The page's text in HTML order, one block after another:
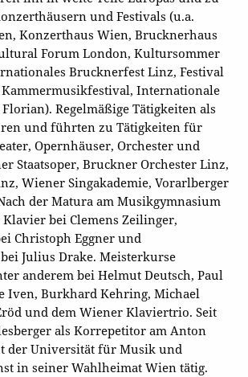
und Festivals (u.a.
Konzerthaus Wien, Brucknerhaus
Forum London, Kultursommer
Brucknerfest Linz, Festival
Kammermusikfestival, Internationale
Regelmäßige Tätigkeiten als
und führten zu Tätigkeiten für
Opernhäuser, Orchester und
Staatsoper, Bruckner Orchester Linz,
Wiener Singakademie, Vorarlberger
der Matura am Musikgymnasium
bei Clemens Zeilinger,
Christoph Eggner und
Julius Drake. Meisterkurse
anderem bei Helmut Deutsch, Paul
Iven, Burkhard Kehring, Michael
und dem Wiener Klaviertrio. Seit
als Korrepetitor am Anton
der Universität für Musik und
in seiner Wahlheimat Wien tätig.